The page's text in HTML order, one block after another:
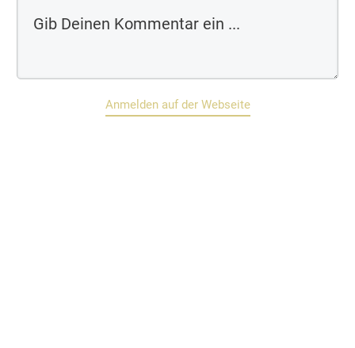
Anmelden auf der Webseite